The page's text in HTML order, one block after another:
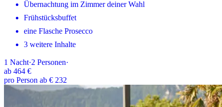
Übernachtung im Zimmer deiner Wahl
Frühstücksbuffet
eine Flasche Prosecco
3 weitere Inhalte
1 Nacht·2 Personen·
ab 464 €
pro Person ab € 232